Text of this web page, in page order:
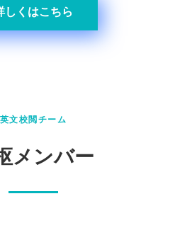
しくはこちら
英文校閲チーム
メンバー